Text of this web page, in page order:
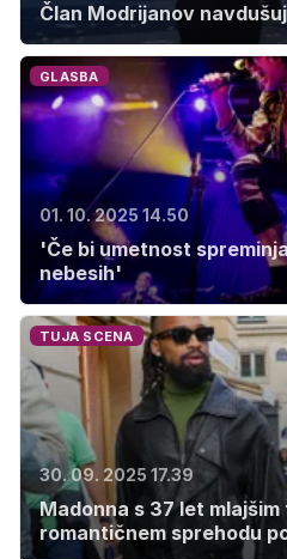
Član Modrijanov
GLASBA
01. 10. 2025 14.50
'Če bi umetnost
nebesih'
TUJA SCENA
30. 09. 2025 17.39
Madonna s 37 let
romantičnem sprehodu